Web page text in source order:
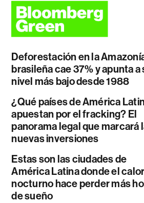
Deforestación en la
brasileña cae 37% y apunta a
nivel más bajo desde 1988
¿Qué países de América
apuestan por el fracking? El
panorama legal que marcará
nuevas inversiones
Estas son las ciudades de
América Latina donde el calor
nocturno hace perder más
de sueño